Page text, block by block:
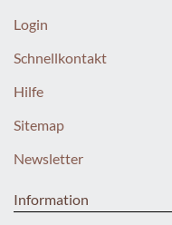
Login
Schnellkontakt
Hilfe
Sitemap
Newsletter
Information